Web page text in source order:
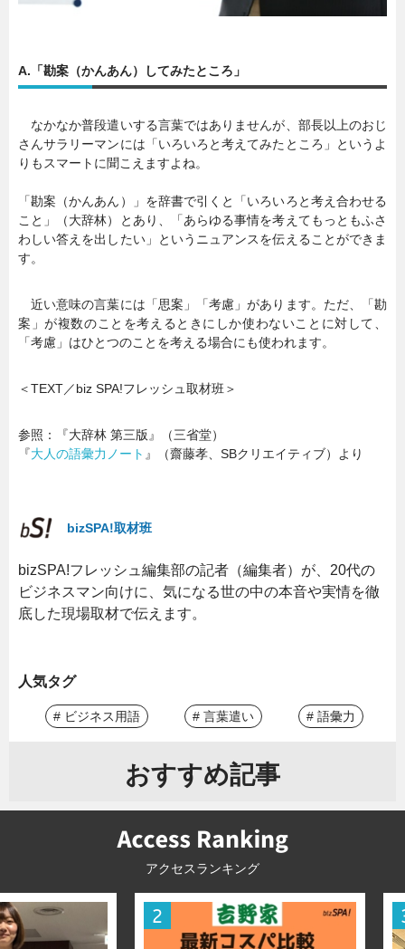
A.「勘案（かんあん）してみたところ」
なかなか普段遣いする言葉ではありませんが、部長以上のおじ
さんサラリーマンには「いろいろと考えてみたところ」というよ
りもスマートに聞こえますよね。
「勘案（かんあん）」を辞書で引くと「いろいろと考え合わせる
こと」（大辞林）とあり、「あらゆる事情を考えてもっともふさ
わしい答えを出したい」というニュアンスを伝えることができま
す。
近い意味の言葉には「思案」「考慮」があります。ただ、「勘
案」が複数のことを考えるときにしか使わないことに対して、
「考慮」はひとつのことを考える場合にも使われます。
＜TEXT／biz SPA!フレッシュ取材班＞
参照：『大辞林 第三版』（三省堂）
『大人の語彙力ノート 』（齋藤孝、SBクリエイティブ）より
bizSPA!取材班
bizSPA!フレッシュ編集部の記者（編集者）が、20代の
ビジネスマン向けに、気になる世の中の本音や実情を徹
底した現場取材で伝えます。
人気タグ
# ビジネス用語 # 言葉遣い # 語彙力
おすすめ記事
アクセスランキング